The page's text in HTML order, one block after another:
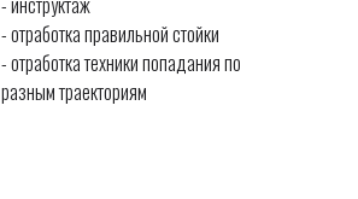
- отработка правильной стойки
- отработка техники попадания по
разным траекториям